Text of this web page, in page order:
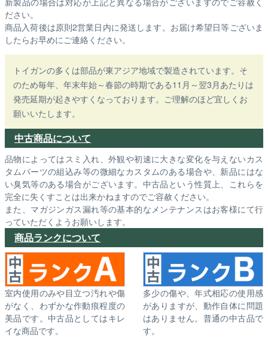
ださい。
商品入荷後は原則2営業日内に発送します。お届け希望日等ございま
したらお早めにご連絡ください。
トイガンの多くは部品が東アジア地域で製造されています。そ
のため毎年、年末年始～春節の時期である11月～翌3月あたりは
発売延期が起きやすくなっております。ご理解のほど宜しくお
願いいたします。
中古商品について
品物によってはスミ入れ、外観や初速に大きな変化を与えないカス
タムパーツの組込み等の微細なカスタムのある場合や、新品にはな
い臭気等のある場合がございます。中古品という性質上、これらを
完全に失くすことは出来かねますのでご容赦ください。
また、マガジンガス漏れ等の基本的なメンテナンスはお客様にて行
っていただくようお願いします。
商品ランクについて
室内使用のみや目立つ汚れや傷
がなく、わずかな作動痕程度の
美品です。中古品としてはキレ
イな商品です。
多少の傷や、年式相応の使用感
がありますが、動作自体に問題
はありません。普通の中古品で
す。